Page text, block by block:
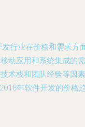
行业在价格和需求方
动应用和系统集成的需
术栈和团队经验等因素
年软件开发的价格